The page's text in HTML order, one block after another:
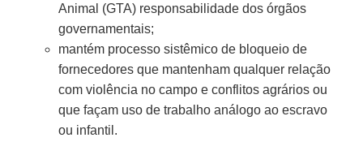
Animal (GTA) responsabilidade dos órgãos
governamentais;
mantém processo sistêmico de bloqueio de
fornecedores que mantenham qualquer relação
com violência no campo e conflitos agrários ou
que façam uso de trabalho análogo ao escravo
ou infantil.